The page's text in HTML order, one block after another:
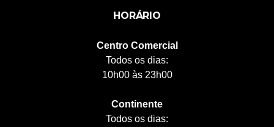
HORÁRIO
Centro Comercial
Todos os dias:
10h00 às 23h00
Continente
Todos os dias: